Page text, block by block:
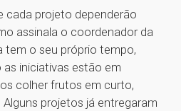
cada projeto dependerão
assinala o coordenador da
tem o seu próprio tempo,
iniciativas estão em
colher frutos em curto,
projetos já entregaram